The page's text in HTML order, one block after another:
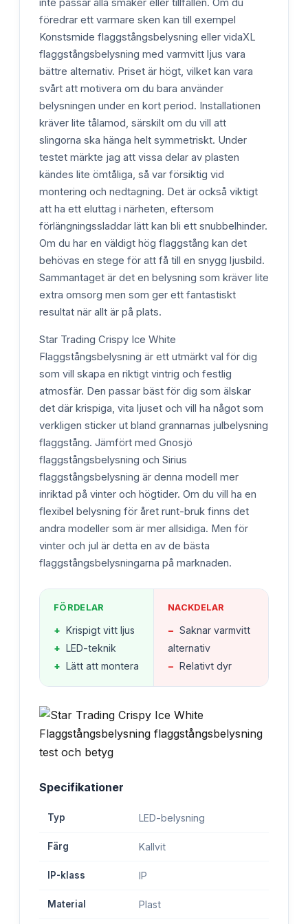
inte passar alla smaker eller tillfällen. Om du
föredrar ett varmare sken kan till exempel
Konstsmide flaggstångsbelysning eller vidaXL
flaggstångsbelysning med varmvitt ljus vara
bättre alternativ. Priset är högt, vilket kan vara
svårt att motivera om du bara använder
belysningen under en kort period. Installationen
kräver lite tålamod, särskilt om du vill att
slingorna ska hänga helt symmetriskt. Under
testet märkte jag att vissa delar av plasten
kändes lite ömtåliga, så var försiktig vid
montering och nedtagning. Det är också viktigt
att ha ett eluttag i närheten, eftersom
förlängningssladdar lätt kan bli ett snubbelhinder.
Om du har en väldigt hög flaggstång kan det
behövas en stege för att få till en snygg ljusbild.
Sammantaget är det en belysning som kräver lite
extra omsorg men som ger ett fantastiskt
resultat när allt är på plats.
Star Trading Crispy Ice White
Flaggstångsbelysning är ett utmärkt val för dig
som vill skapa en riktigt vintrig och festlig
atmosfär. Den passar bäst för dig som älskar
det där krispiga, vita ljuset och vill ha något som
verkligen sticker ut bland grannarnas julbelysning
flaggstång. Jämfört med Gnosjö
flaggstångsbelysning och Sirius
flaggstångsbelysning är denna modell mer
inriktad på vinter och högtider. Om du vill ha en
flexibel belysning för året runt-bruk finns det
andra modeller som är mer allsidiga. Men för
vinter och jul är detta en av de bästa
flaggstångsbelysningarna på marknaden.
FÖRDELAR
+ Krispigt vitt ljus
+ LED-teknik
+ Lätt att montera
NACKDELAR
− Saknar varmvitt
alternativ
− Relativt dyr
Specifikationer
Typ LED-belysning
Färg Kallvit
IP-klass IP
Material Plast